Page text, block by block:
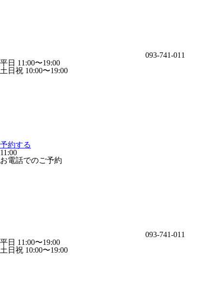
093-741-011
平日 11:00〜19:00
土日祝 10:00〜19:00
予約する
11:00
お電話でのご予約
093-741-011
平日 11:00〜19:00
土日祝 10:00〜19:00